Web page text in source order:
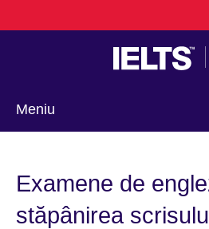
to
Meniu
Examene de
stăpânirea